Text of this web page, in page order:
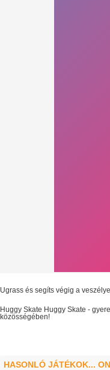
Ugrass és segíts végig a
Huggy Skate -
Huggy Skate
közösségében!
HASONLÓ JÁTÉKOK...